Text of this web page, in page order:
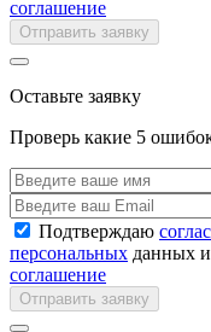
соглашение
Отправить заявку
Оставьте заявку
Проверь какие 5
Подтверждаю
персональных данных
соглашение
Отправить заявку